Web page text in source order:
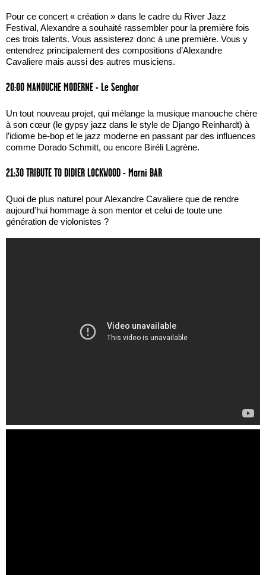
Pour ce concert « création » dans le cadre du River Jazz
Festival, Alexandre a souhaité rassembler pour la première fois
ces trois talents. Vous assisterez donc à une première. Vous y
entendrez principalement des compositions d’Alexandre
Cavaliere mais aussi des autres musiciens.
20:00 MANOUCHE MODERNE - Le Senghor
Un tout nouveau projet, qui mélange la musique manouche chère
à son cœur (le gypsy jazz dans le style de Django Reinhardt) à
l’idiome be-bop et le jazz moderne en passant par des influences
comme Dorado Schmitt, ou encore Biréli Lagrène.
21:30 TRIBUTE TO DIDIER LOCKWOOD - Marni BAR
Quoi de plus naturel pour Alexandre Cavaliere que de rendre
aujourd’hui hommage à son mentor et celui de toute une
génération de violonistes ?